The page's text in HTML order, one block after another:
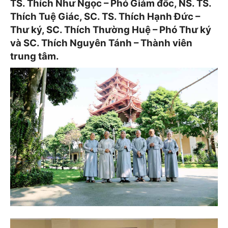
TS. Thích Như Ngọc – Phó Giám đốc, NS. TS.
Thích Tuệ Giác, SC. TS. Thích Hạnh Đức –
Thư ký, SC. Thích Thường Huệ – Phó Thư ký
và SC. Thích Nguyên Tánh – Thành viên
trung tâm.